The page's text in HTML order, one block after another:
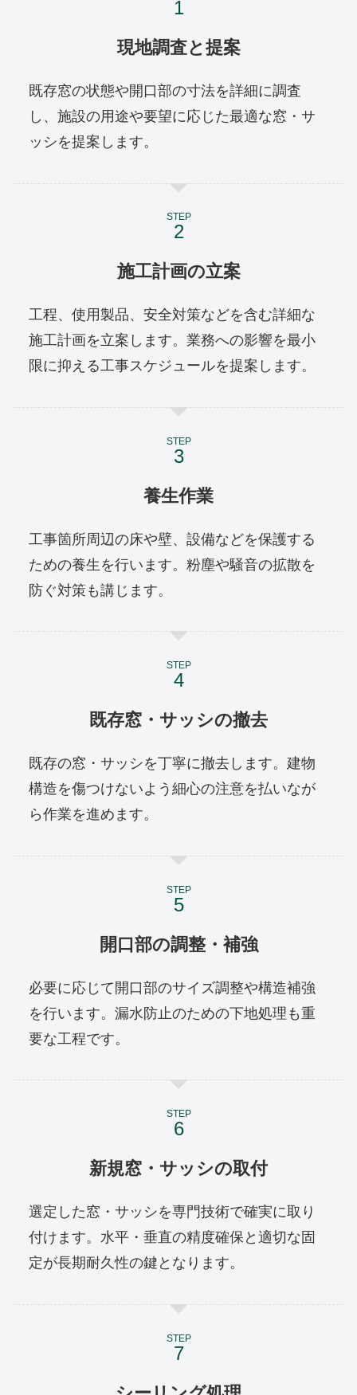
現地調査と提案
既存窓の状態や開口部の寸法を詳細に調査
し、施設の用途や要望に応じた最適な窓・サ
ッシを提案します。
STEP
施工計画の立案
工程、使用製品、安全対策などを含む詳細な
施工計画を立案します。業務への影響を最小
限に抑える工事スケジュールを提案します。
STEP
養生作業
工事箇所周辺の床や壁、設備などを保護する
ための養生を行います。粉塵や騒音の拡散を
防ぐ対策も講じます。
STEP
既存窓・サッシの撤去
既存の窓・サッシを丁寧に撤去します。建物
構造を傷つけないよう細心の注意を払いなが
ら作業を進めます。
STEP
開口部の調整・補強
必要に応じて開口部のサイズ調整や構造補強
を行います。漏水防止のための下地処理も重
要な工程です。
STEP
新規窓・サッシの取付
選定した窓・サッシを専門技術で確実に取り
付けます。水平・垂直の精度確保と適切な固
定が長期耐久性の鍵となります。
STEP